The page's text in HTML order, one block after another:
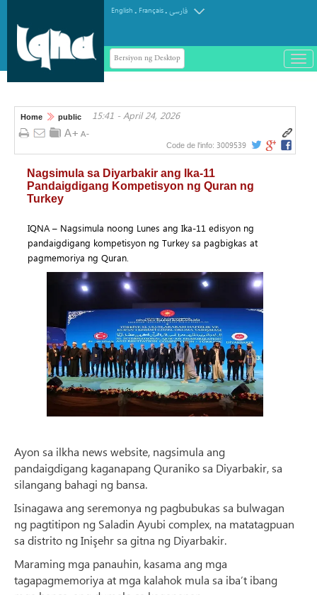
English . Français.فارسی
Bersiyon ng Desktop
باز
و
Home public 15:41 - April 24, 2026
Code de l'info: 3009539
Nagsimula sa Diyarbakir ang Ika-11
Pandaigdigang Kompetisyon ng Quran ng
Turkey
IQNA – Nagsimula noong Lunes ang Ika-11 edisyon ng
pandaigdigang kompetisyon ng Turkey sa pagbigkas at
pagmemoriya ng Quran.
Ayon sa ilkha news website, nagsimula ang
pandaigdigang kaganapang Quraniko sa Diyarbakir, sa
silangang bahagi ng bansa.
Isinagawa ang seremonya ng pagbubukas sa bulwagan
ng pagtitipon ng Saladin Ayubi complex, na matatagpuan
sa distrito ng Inişehr sa gitna ng Diyarbakir.
Maraming mga panauhin, kasama ang mga
tagapagmemoriya at mga kalahok mula sa iba’t ibang